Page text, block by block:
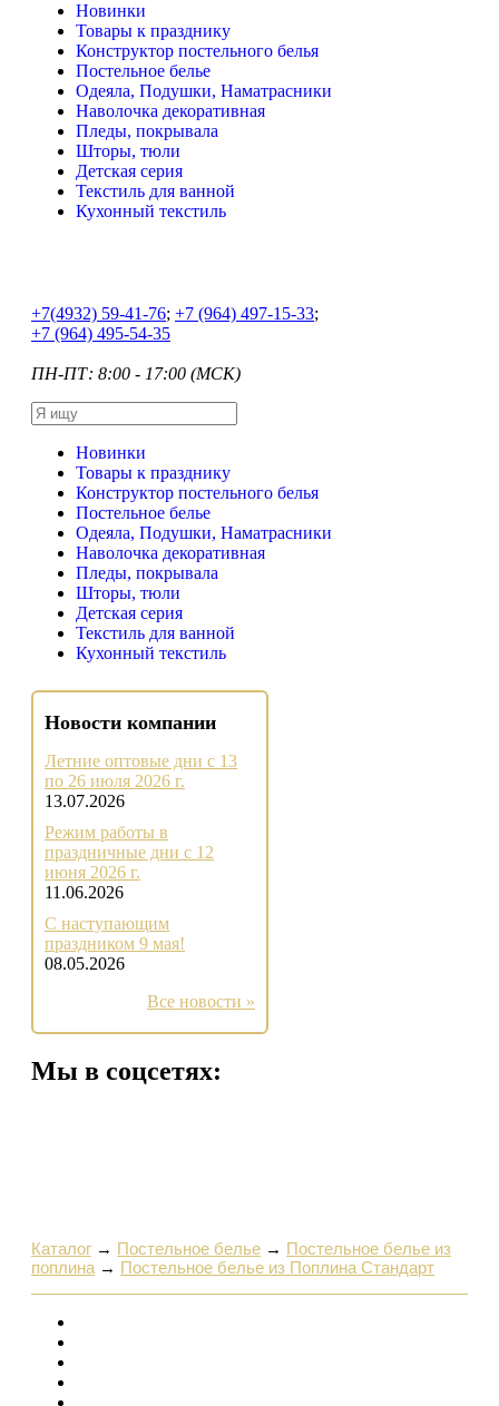
Новинки
Товары к празднику
Конструктор постельного белья
Постельное белье
Одеяла, Подушки, Наматрасники
Наволочка декоративная
Пледы, покрывала
Шторы, тюли
Детская серия
Текстиль для ванной
Кухонный текстиль
+7(4932) 59-41-76; +7 (964) 497-15-33;
+7 (964) 495-54-35
ПН-ПТ: 8:00 - 17:00 (МСК)
Новинки
Товары к празднику
Конструктор постельного белья
Постельное белье
Одеяла, Подушки, Наматрасники
Наволочка декоративная
Пледы, покрывала
Шторы, тюли
Детская серия
Текстиль для ванной
Кухонный текстиль
Новости компании
Летние оптовые дни с 13
по 26 июля 2026 г.
13.07.2026
Режим работы в
праздничные дни с 12
июня 2026 г.
11.06.2026
С наступающим
праздником 9 мая!
08.05.2026
Все новости »
Мы в соцсетях:
Каталог → Постельное белье → Постельное белье из
поплина → Постельное белье из Поплина Стандарт